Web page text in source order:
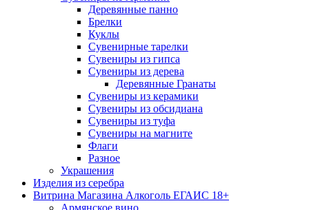
Деревянные панно
Брелки
Куклы
Сувенирные тарелки
Сувениры из гипса
Сувениры из дерева
Деревянные Гранаты
Сувениры из керамики
Сувениры из обсидиана
Сувениры из туфа
Сувениры на магните
Флаги
Разное
Украшения
Изделия из серебра
Витрина Магазина Алкоголь ЕГАИС 18+
Армянское вино